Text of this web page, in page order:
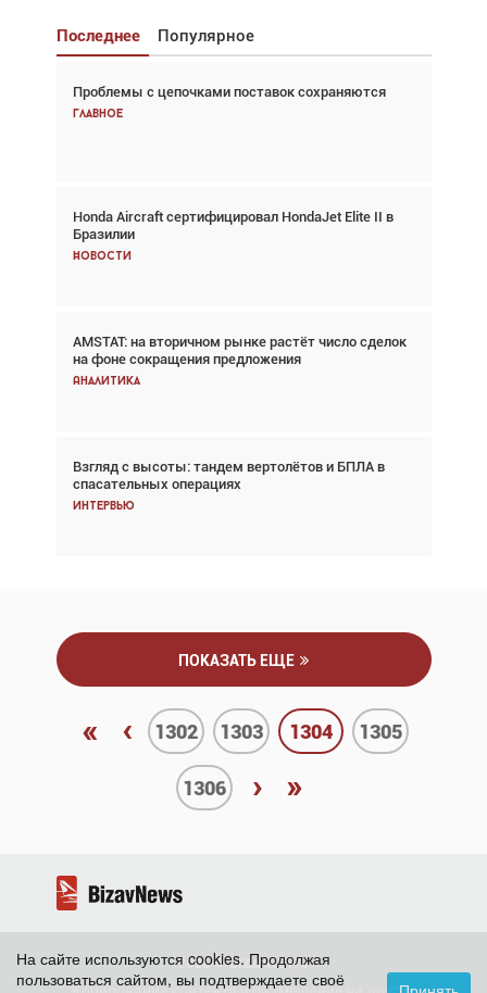
Последнее Популярное
Проблемы с цепочками поставок сохраняются
Главное
Honda Aircraft сертифицировал HondaJet Elite II в
Бразилии
Новости
AMSTAT: на вторичном рынке растёт число сделок
на фоне сокращения предложения
Аналитика
Взгляд с высоты: тандем вертолётов и БПЛА в
спасательных операциях
Интервью
Взгляд с высоты: тандем вертолётов и БПЛА в
спасательных операциях
Авиационный фотограф Дэйв Кох: «Фотография
говорит сама за себя... а ИИ всё портит»
Новости
Проблемы с цепочками поставок сохраняются
Аналитика
Частный самолёт – это актив. Подходите к
покупке соответствующим образом
Интервью
ПОКАЗАТЬ ЕЩЕ
« ‹ 1302 1303 1304 1305
1306 › »
2026 ©BizavNews
На сайте используются cookies. Продолжая
пользоваться сайтом, вы подтверждаете своё